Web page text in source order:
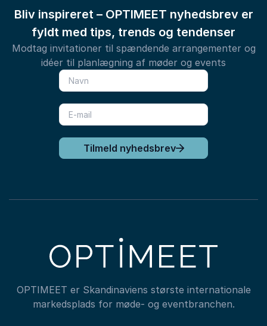
Bliv inspireret – OPTIMEET nyhedsbrev er
fyldt med tips, trends og tendenser
Modtag invitationer til spændende arrangementer og
idéer til planlægning af møder og events
Tilmeld nyhedsbrev
OPTIMEET er Skandinaviens største internationale
markedsplads for møde- og eventbranchen.